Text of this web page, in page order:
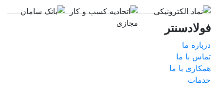
فولادسنتر
درباره ما
تماس با ما
همکاری با ما
خدمات